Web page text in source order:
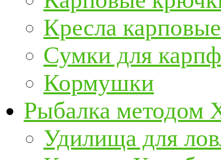
Кресла карповые
Сумки для
Кормушки
Рыбалка методом
Удилища для